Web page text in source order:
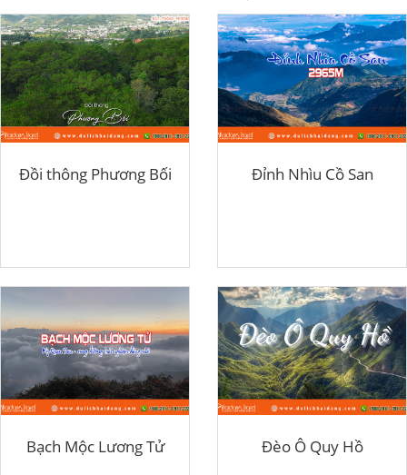
Đồi thông Phương Bối Đỉnh Nhìu Cồ San
Bạch Mộc Lương Tử Đèo Ô Quy Hồ